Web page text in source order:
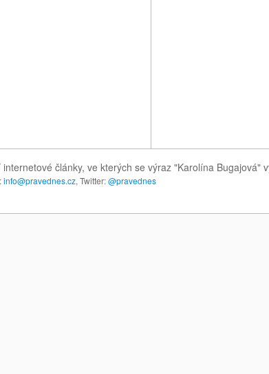
články, ve kterých se výraz "Karolína Bugajová"
info@pravednes.cz, Twitter:@pravednes